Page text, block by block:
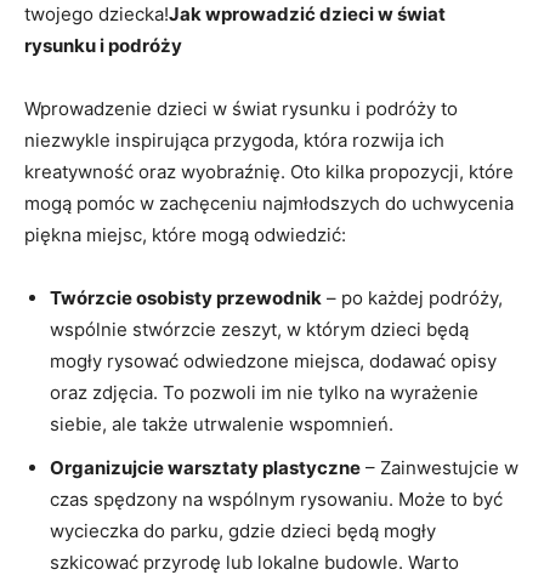
twojego dziecka!Jak wprowadzić dzieci w świat
rysunku‌ i podróży
Wprowadzenie⁤ dzieci w świat rysunku ⁢i podróży to
niezwykle‍ inspirująca przygoda, która rozwija ich
kreatywność oraz wyobraźnię. Oto kilka propozycji, ‌które
mogą pomóc ​w zachęceniu najmłodszych do uchwycenia
piękna miejsc, które mogą odwiedzić:
Twórzcie osobisty przewodnik ⁢– po każdej podróży,
wspólnie stwórzcie ‌zeszyt, w którym dzieci będą
mogły rysować odwiedzone‌ miejsca, ​dodawać⁣ opisy
oraz zdjęcia.‌ To pozwoli im ​nie​ tylko na wyrażenie
siebie, ale także utrwalenie wspomnień.
Organizujcie warsztaty plastyczne – Zainwestujcie w
‍czas spędzony na‌ wspólnym rysowaniu. Może to być
wycieczka do parku,‌ gdzie dzieci będą mogły
szkicować ⁤przyrodę⁣ lub lokalne budowle. Warto